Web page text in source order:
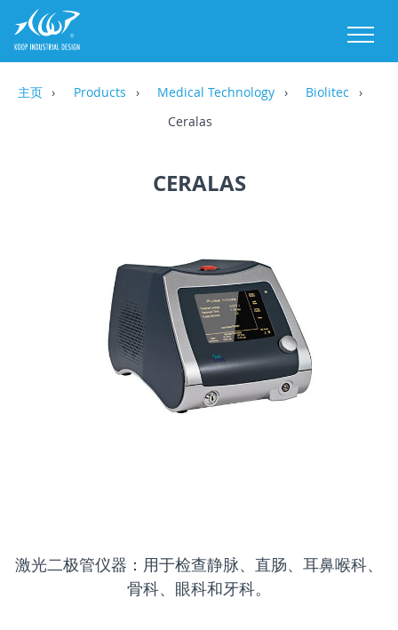
主页 Products Medical Technology
Biolitec
Ceralas
CERALAS
激光二极管仪器：用于检查静脉、直肠、耳鼻喉科、
骨科、眼科和牙科。